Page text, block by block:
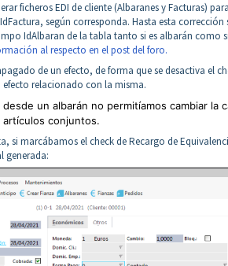
ficheros EDI de cliente (Albaranes y Facturas)
según corresponda. Hasta esta corrección
IdAlbaran de la tabla tanto si es albarán como
al respecto en el post del foro.
de un efecto, de forma que se desactiva el
relacionado con la misma.
un albarán no permitíamos cambiar la
conjuntos.
si marcábamos el check de Recargo de
generada: